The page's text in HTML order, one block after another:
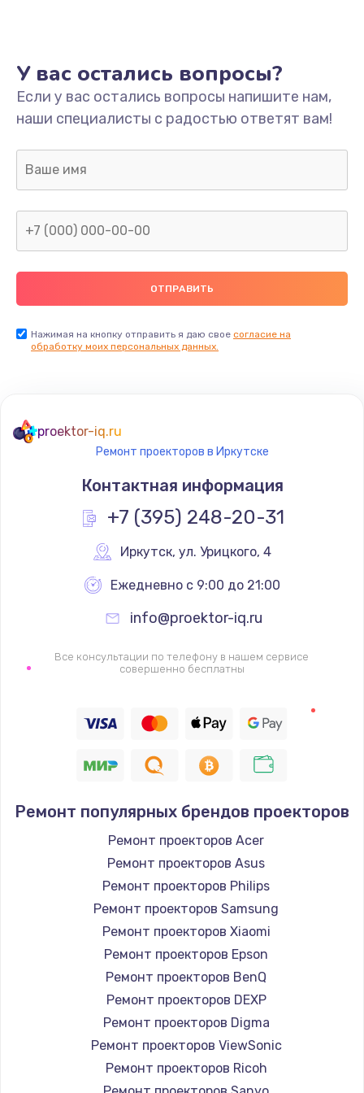
Заказать
Не включается
Нет звука
Не видит флешку
400 руб.
Заказать
Не сопряжается с устройством
900 руб.
Заказать
Помехи и искажение звука
900 руб.
1400 руб.
Заказать
Восстановление цепи питания, пайка
880 руб.
Программный ремонт/прошивка
Заказать
Замена Bluetooth/Wi-Fi модуля
800 руб.
Заказать
Замена картридера
890 руб.
У вас остались вопросы?
Если у вас остались вопросы напишите нам,
наши специалисты с радостью ответят вам!
Нажимая на кнопку отправить я даю свое согласие на
обработку моих персональных данных.
proektor-iq.ru
Ремонт проекторов в Иркутске
Контактная информация
+7 (395) 248-20-31
Иркутск, ул. Урицкого, 4
Ежедневно с 9:00 до 21:00
info@proektor-iq.ru
Все консультации по телефону в нашем сервисе
совершенно бесплатны
Ремонт популярных брендов проекторов
Ремонт проекторов Acer
Ремонт проекторов Asus
Ремонт проекторов Philips
Ремонт проекторов Samsung
Ремонт проекторов Xiaomi
Ремонт проекторов Epson
Ремонт проекторов BenQ
Ремонт проекторов DEXP
Ремонт проекторов Digma
Ремонт проекторов ViewSonic
Ремонт проекторов Ricoh